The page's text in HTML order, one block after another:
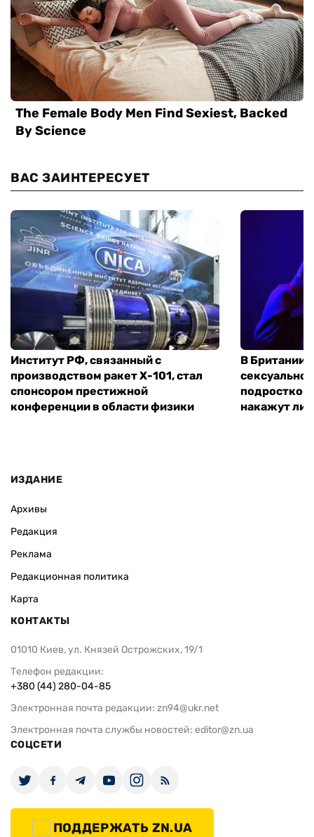
ВАС ЗАИНТЕРЕСУЕТ
Институт РФ, связанный с
производством ракет Х-101, стал
спонсором престижной
конференции в области физики
В Британии
подростком
накажут ли
ИЗДАНИЕ
Архивы
Редакция
Реклама
Редакционная политика
Карта
КОНТАКТЫ
01010 Киев, ул. Князей Острожских, 19/1
Телефон редакции:
+380 (44) 280-04-85
Электронная почта редакции: zn94@ukr.net
Электронная почта службы новостей: editor@zn.ua
СОЦСЕТИ
ПОДДЕРЖАТЬ ZN.UA